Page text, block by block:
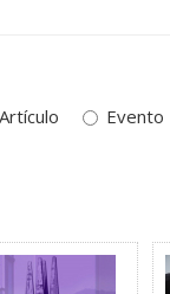
Artículo Evento